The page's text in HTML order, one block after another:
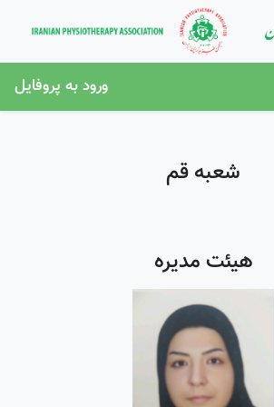
ورود به پروفایل
شعبه قم
هیئت مدیره